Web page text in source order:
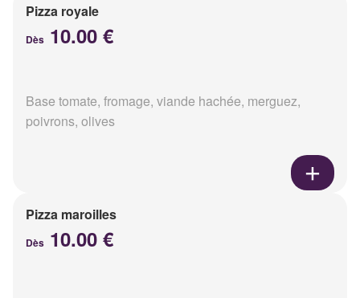
Pizza royale
Dès 10.00 €
Base tomate, fromage, viande hachée, merguez,
poivrons, olives
Pizza maroilles
Dès 10.00 €